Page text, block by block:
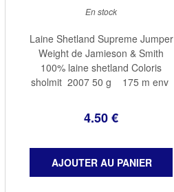
4.50€
En stock
Laine Shetland Supreme Jumper
Weight de Jamieson & Smith
100% laine shetland Coloris
sholmit 2007 50 g 175 m env